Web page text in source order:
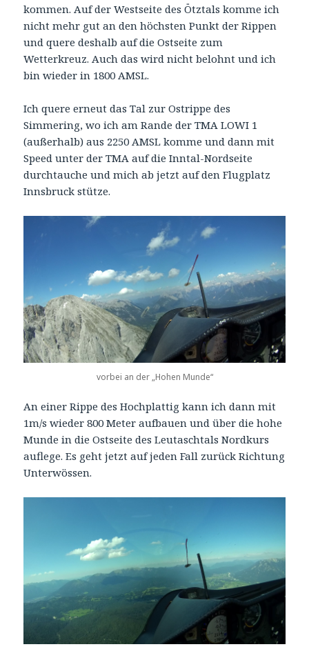
kommen. Auf der Westseite des Ötztals komme ich
nicht mehr gut an den höchsten Punkt der Rippen
und quere deshalb auf die Ostseite zum
Wetterkreuz. Auch das wird nicht belohnt und ich
bin wieder in 1800 AMSL.
Ich quere erneut das Tal zur Ostrippe des
Simmering, wo ich am Rande der TMA LOWI 1
(außerhalb) aus 2250 AMSL komme und dann mit
Speed unter der TMA auf die Inntal-Nordseite
durchtauche und mich ab jetzt auf den Flugplatz
Innsbruck stütze.
vorbei an der „Hohen Munde“
An einer Rippe des Hochplattig kann ich dann mit
1m/s wieder 800 Meter aufbauen und über die hohe
Munde in die Ostseite des Leutaschtals Nordkurs
auflege. Es geht jetzt auf jeden Fall zurück Richtung
Unterwössen.